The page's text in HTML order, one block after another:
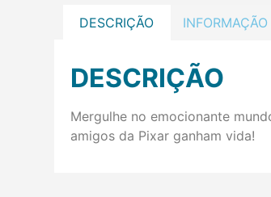
DESCRIÇÃO
DESCRIÇÃO
Mergulhe no emocionante
amigos da Pixar ganham vida!